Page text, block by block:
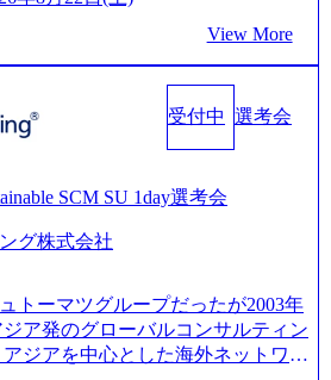
長 https://storage.googleapis.com/our-
https://stor
production.appspot.com/public/imag
0539-4887-84d7-34c8d8544226_1
円規模の投資の元、10以上もの新規
、多様なスキルを1社で身に着ける
用を内包かする「オールインハウ
カウトや社内公募制度を用いて主
b849-1cd107c4f488_1200x698.web
内装8億円超のかっこいいオフィ
るランキング、新卒注目ランキン
「ファーストリテイリングにおけ
堂グループのDX化支援」「ヴィヴ
の製品開発」など多岐にわたる コ
ならず、2021年にはKDDIと合弁会
設立し、人工知能とデータアナリテ
盛んに行う 採用資料 (https://www.ac
女性の活躍につ
brochure.pdf#zoom=50) 社員発信
www.accenture.com/jp-ja/blogs/japan-
る「105点経営」 (https://business.ni
021600008/) 規模拡大で成功する理
View More
受付中 選考会
SCM SU 1day選考会
グ株式会社
トーマツグループだったが2003年
ア発のグローバルコンサルティン
ジアを中心とした海外ネットワー